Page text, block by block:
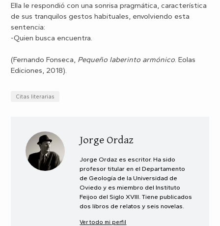
Ella le respondió con una sonrisa pragmática, característica
de sus tranquilos gestos habituales, envolviendo esta
sentencia:
-Quien busca encuentra.
(Fernando Fonseca, Pequeño laberinto armónico. Eolas
Ediciones, 2018).
Citas literarias
Jorge Ordaz
Jorge Ordaz es escritor. Ha sido
profesor titular en el Departamento
de Geología de la Universidad de
Oviedo y es miembro del Instituto
Feijoo del Siglo XVIII. Tiene publicados
dos libros de relatos y seis novelas.
Ver todo mi perfil